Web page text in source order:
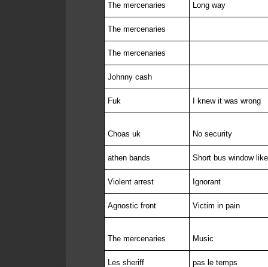
The mercenaries Long way
The mercenaries
The mercenaries
Johnny cash
Fuk I knew it was wrong
Choas uk No security
athen bands Short bus window
Violent arrest Ignorant
Agnostic front Victim in pain
The mercenaries Music
Les sheriff pas le temps